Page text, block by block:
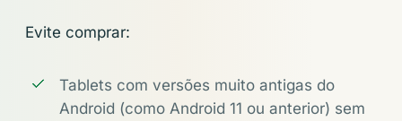
Evite comprar:
Tablets com versões muito antigas do
Android (como Android 11 ou anterior) sem